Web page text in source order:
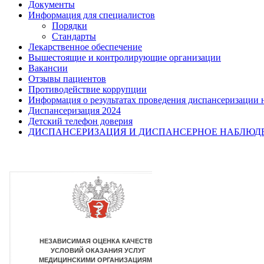
Документы
Информация для специалистов
Порядки
Стандарты
Лекарственное обеспечение
Вышестоящие и контролирующие организации
Вакансии
Отзывы пациентов
Противодействие коррупции
Информация о результатах проведения диспансеризации
Диспансеризация 2024
Детский телефон доверия
ДИСПАНСЕРИЗАЦИЯ И ДИСПАНСЕРНОЕ